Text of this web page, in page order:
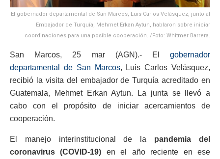
El gobernador departamental de San Marcos, Luis Carlos Velásquez, junto al
Embajador de Turquía, Mehmet Erkan Aytun, hablaron sobre iniciar
coordinaciones para una posible cooperación. /Foto: Whitmer Barrera.
San Marcos, 25 mar (AGN).- El gobernador
departamental de San Marcos, Luis Carlos Velásquez,
recibió la visita del embajador de Turquía acreditado en
Guatemala, Mehmet Erkan Aytun. La junta se llevó a
cabo con el propósito de iniciar acercamientos de
cooperación.
El manejo interinstitucional de la pandemia del
coronavirus (COVID-19) en el año reciente en ese